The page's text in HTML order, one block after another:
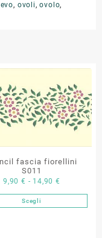
, ovoli,ovolo,
fascia fiorellini
S011
9,90 € - 14,90 €
di
prezzo:
ScegliQuesto